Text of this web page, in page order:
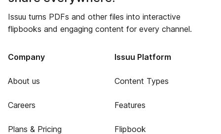
Issuu turns PDFs and other files into interactive
flipbooks and engaging content for every channel.
Company
About us
Careers
Plans & Pricing
Issuu Platform
Content Types
Features
Flipbook